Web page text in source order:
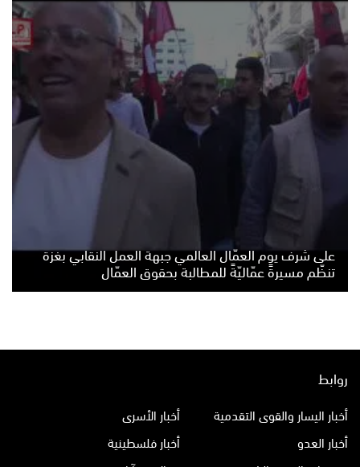
على شرف يوم العمّال العالمي جبهة العمل النقابي بغزة
تنظّم مسيرةً عمّاليّةً للمطالبة بحقوق العمّال
روابط
أخبار اليسار والقوى التقدمية
أخبار الأسرى
أخبار العدو
أخبار فلسطينية